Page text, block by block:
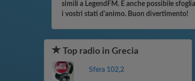
simili a LegendFM. È anche possibile
i vostri stati d'animo. Buon divertimento!
Top radio in Grecia
Sfera 102,2